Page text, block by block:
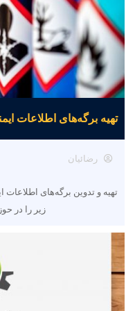
تهیه برگه‌های اطلاعات ایمنی
رضائیان
تهیه و تدوین برگه‌های اطلاعات
زیر را در حوزه